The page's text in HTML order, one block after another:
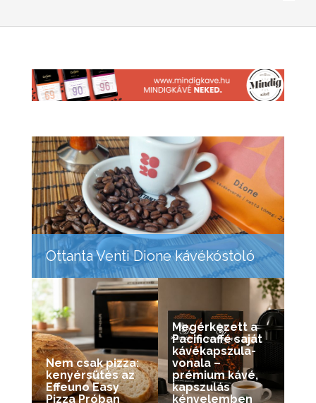
Ottanta Venti Dione kávékóstoló
Nem csak pizza:
kenyérsütés az
Effeuno Easy
Pizza Próban
Megérkezett a
Pacificaffé saját
kávékapszula-
vonala –
prémium kávé,
kapszulás
kényelemben